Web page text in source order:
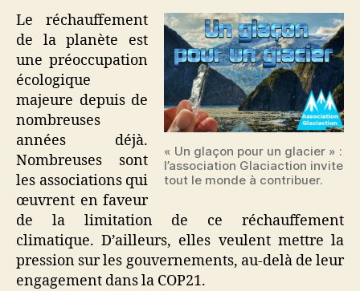
« Un glaçon pour un glacier » :
l’association Glaciaction invite
tout le monde à contribuer.
Le réchauffement
de la planète est
une préoccupation
écologique
majeure depuis de
nombreuses
années déjà.
Nombreuses sont
les associations qui
œuvrent en faveur
de la limitation de ce réchauffement
climatique. D’ailleurs, elles veulent mettre la
pression sur les gouvernements, au-delà de leur
engagement dans la COP21.